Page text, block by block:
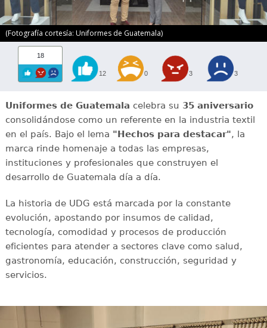
(Fotografía cortesía: Uniformes de Guatemala)
18
12 0 3 3
Uniformes de Guatemala celebra su 35 aniversario
consolidándose como un referente en la industria textil
en el país. Bajo el lema "Hechos para destacar", la
marca rinde homenaje a todas las empresas,
instituciones y profesionales que construyen el
desarrollo de Guatemala día a día.
La historia de UDG está marcada por la constante
evolución, apostando por insumos de calidad,
tecnología, comodidad y procesos de producción
eficientes para atender a sectores clave como salud,
gastronomía, educación, construcción, seguridad y
servicios.